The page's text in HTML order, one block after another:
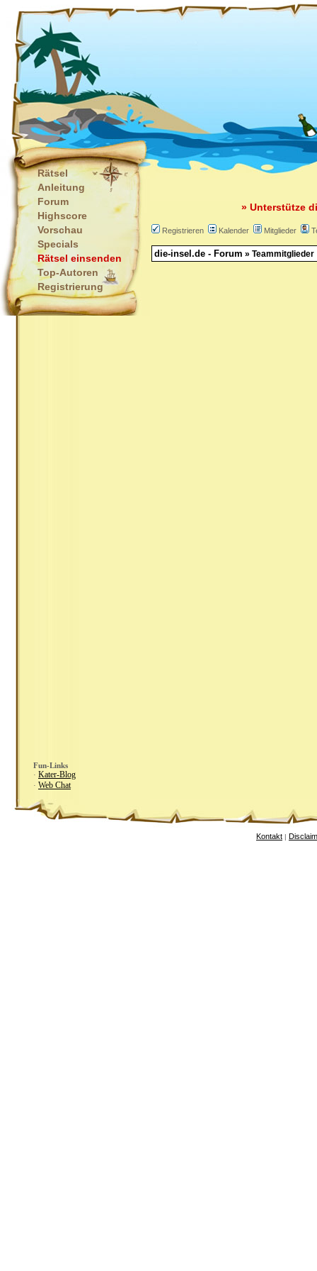
Rätsel
Anleitung
Forum
Highscore
Vorschau
Specials
Rätsel einsenden
Top-Autoren
Registrierung
Fun-Links
· Kater-Blog
· Web Chat
» Unterstütze
Registrieren Kalender Mitglieder
die-insel.de - Forum » Teammitglieder
Kontakt |